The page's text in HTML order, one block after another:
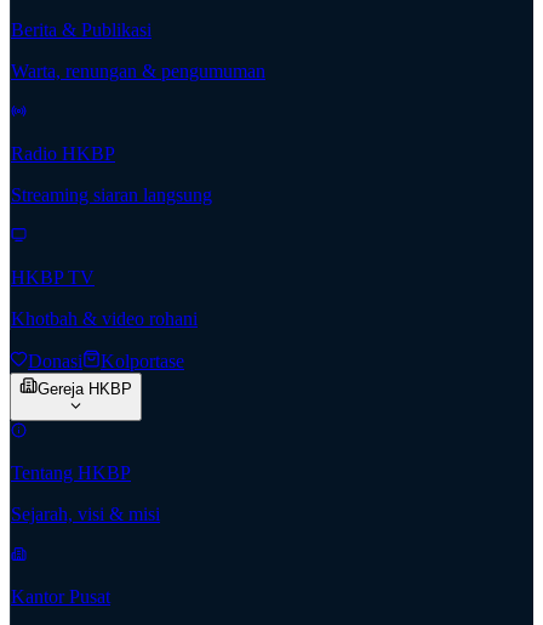
Berita & Publikasi
Warta, renungan & pengumuman
Radio HKBP
Streaming siaran langsung
HKBP TV
Khotbah & video rohani
Donasi Kolportase
Gereja HKBP
Tentang HKBP
Sejarah, visi & misi
Kantor Pusat